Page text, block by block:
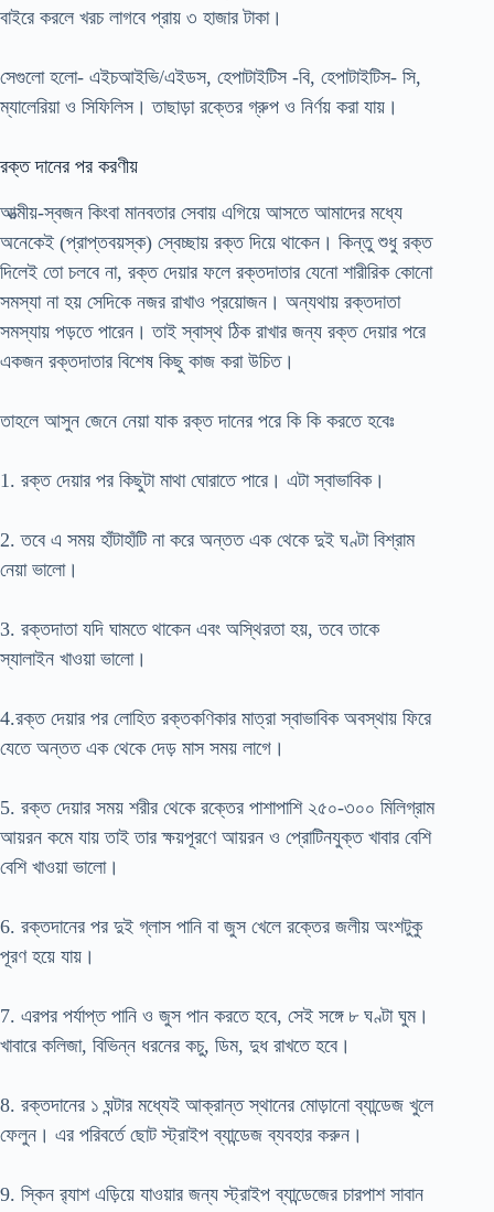
বাইরে করলে খরচ লাগবে প্রায় ৩ হাজার টাকা।
সেগুলো হলো- এইচআইভি/এইডস, হেপাটাইটিস -বি, হেপাটাইটিস- সি,
ম্যালেরিয়া ও সিফিলিস। তাছাড়া রক্তের গ্রুপ ও নির্ণয় করা যায়।
রক্ত দানের পর করণীয়
আত্মীয়-স্বজন কিংবা মানবতার সেবায় এগিয়ে আসতে আমাদের মধ্যে
অনেকেই (প্রাপ্তবয়স্ক) স্বেচ্ছায় রক্ত দিয়ে থাকেন। কিন্তু শুধু রক্ত
দিলেই তো চলবে না, রক্ত দেয়ার ফলে রক্তদাতার যেনো শারীরিক কোনো
সমস্যা না হয় সেদিকে নজর রাখাও প্রয়োজন। অন্যথায় রক্তদাতা
সমস্যায় পড়তে পারেন। তাই স্বাস্থ ঠিক রাখার জন্য রক্ত দেয়ার পরে
একজন রক্তদাতার বিশেষ কিছু কাজ করা উচিত।
তাহলে আসুন জেনে নেয়া যাক রক্ত দানের পরে কি কি করতে হবেঃ
1. রক্ত দেয়ার পর কিছুটা মাথা ঘোরাতে পারে। এটা স্বাভাবিক।
2. তবে এ সময় হাঁটাহাঁটি না করে অন্তত এক থেকে দুই ঘণ্টা বিশ্রাম
নেয়া ভালো।
3. রক্তদাতা যদি ঘামতে থাকেন এবং অস্থিরতা হয়, তবে তাকে
স্যালাইন খাওয়া ভালো।
4.রক্ত দেয়ার পর লোহিত রক্তকণিকার মাত্রা স্বাভাবিক অবস্থায় ফিরে
যেতে অন্তত এক থেকে দেড় মাস সময় লাগে।
5. রক্ত দেয়ার সময় শরীর থেকে রক্তের পাশাপাশি ২৫০-৩০০ মিলিগ্রাম
আয়রন কমে যায় তাই তার ক্ষয়পূরণে আয়রন ও প্রোটিনযুক্ত খাবার বেশি
বেশি খাওয়া ভালো।
6. রক্তদানের পর দুই গ্লাস পানি বা জুস খেলে রক্তের জলীয় অংশটুকু
পূরণ হয়ে যায়।
7. এরপর পর্যাপ্ত পানি ও জুস পান করতে হবে, সেই সঙ্গে ৮ ঘণ্টা ঘুম।
খাবারে কলিজা, বিভিন্ন ধরনের কচু, ডিম, দুধ রাখতে হবে।
8. রক্তদানের ১ ঘন্টার মধ্যেই আক্রান্ত স্থানের মোড়ানো ব্যান্ডেজ খুলে
ফেলুন। এর পরিবর্তে ছোট স্ট্রাইপ ব্যান্ডেজ ব্যবহার করুন।
9. স্কিন র‍্যাশ এড়িয়ে যাওয়ার জন্য স্ট্রাইপ ব্যান্ডেজের চারপাশ সাবান